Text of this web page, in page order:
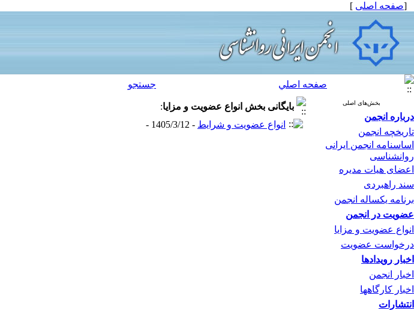
[صفحه اصلی ]
صفحه اصلي جستجو
بخش‌های اصلی
درباره انجمن
تاریخچه انجمن
اساسنامه انجمن ایرانی
روانشناسی
اعضای هیات مدیره
سند راهبردی
برنامه یکساله انجمن
عضویت در انجمن
انواع عضویت و مزایا
درخواست عضویت
اخبار رویدادها
اخبار انجمن
اخبار کارگاهها
انتشارات
بایگانی بخش انواع عضویت و مزایا:
انواع عضویت و شرایط - 1405/3/12 -